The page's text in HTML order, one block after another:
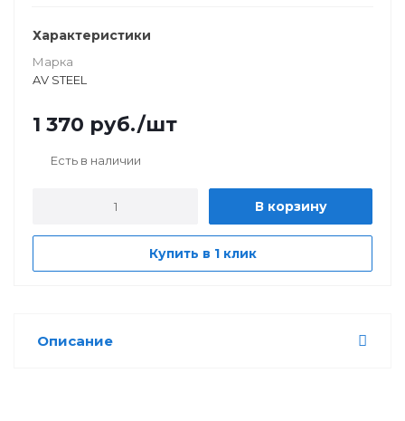
Характеристики
Марка
AV STEEL
1 370 руб./шт
Есть в наличии
В корзину
Купить в 1 клик
Описание